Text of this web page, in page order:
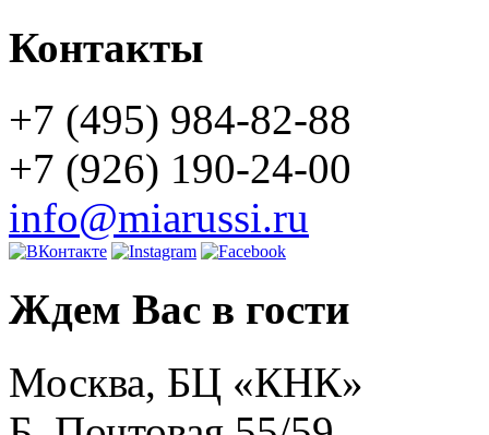
Контакты
+7 (495) 984-82-88
+7 (926) 190-24-00
info@miarussi.ru
Ждем Вас в гости
Москва, БЦ «КНК»